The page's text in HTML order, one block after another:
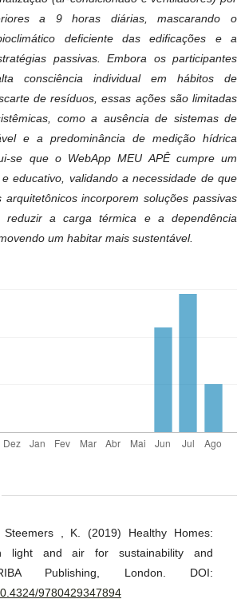
a 9 horas diárias, mascarando o
deficiente das edificações e a
passivas. Embora os participantes
consciência individual em hábitos de
de resíduos, essas ações são limitadas
como a ausência de sistemas de
e a predominância de medição hídrica
se que o WebApp MEU APÊ cumpre um
educativo, validando a necessidade de que
arquitetônicos incorporem soluções passivas
reduzir a carga térmica e a dependência
um habitar mais sustentável.
, K. (2019) Healthy Homes:
light and air for sustainability and
Publishing, London. DOI:
9780429347894